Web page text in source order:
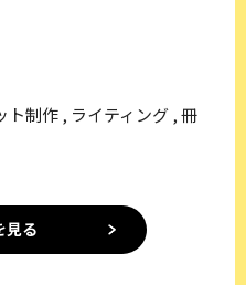
ト制作 , ライティング , 冊
見る